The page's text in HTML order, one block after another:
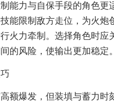
能力与自保手段的角色更
能限制敌方走位，为火
火力牵制。选择角色时
的风险，使输出更加稳定。
额爆发，但装填与蓄力